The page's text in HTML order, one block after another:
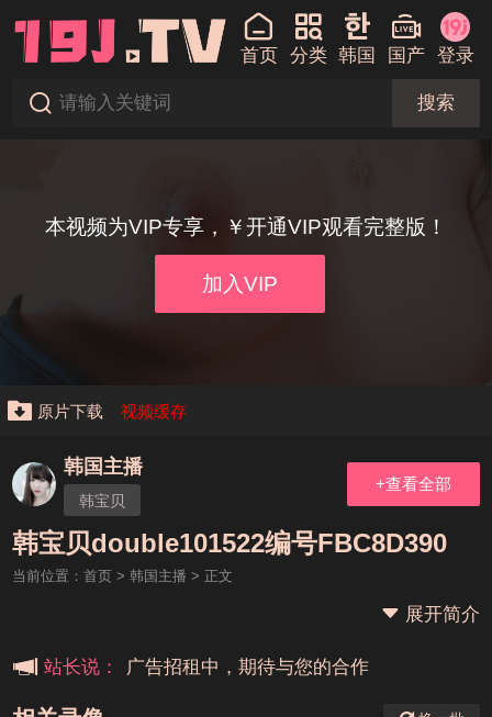
首页 分类 韩国 国产 登录
搜索
本视频为VIP专享，￥开通VIP观看完整版！
加入VIP
原片下载 视频缓存
韩国主播
韩宝贝
+查看全部
韩宝贝double101522编号FBC8D390
当前位置： 首页> 韩国主播 > 正文
展开简介
站长说：
本站大事件(19j网站发展历程)
广告招租中，期待与您的合作